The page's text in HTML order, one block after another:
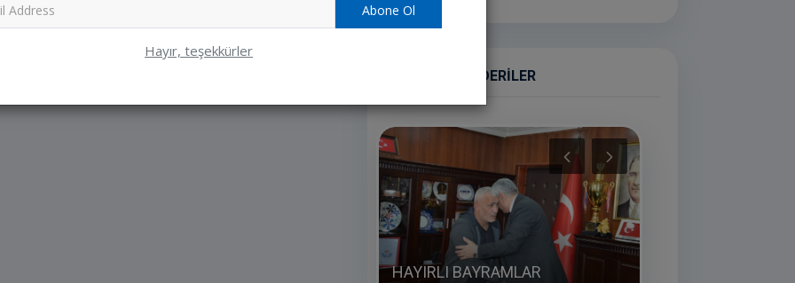
Abone Ol
Hayır, teşekkürler
RASGELE GÖNDERILER
HAYIRLI BAYRAMLAR